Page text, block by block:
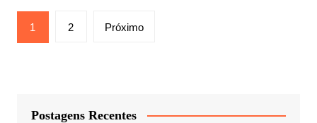
Paginação
de
1 2 Próximo
Postagens Recentes